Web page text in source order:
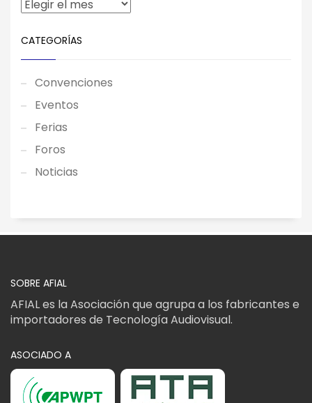
CATEGORÍAS
Convenciones
Eventos
Ferias
Foros
Noticias
SOBRE AFIAL
AFIAL es la Asociación que agrupa a los fabricantes e
importadores de Tecnología Audiovisual.
ASOCIADO A